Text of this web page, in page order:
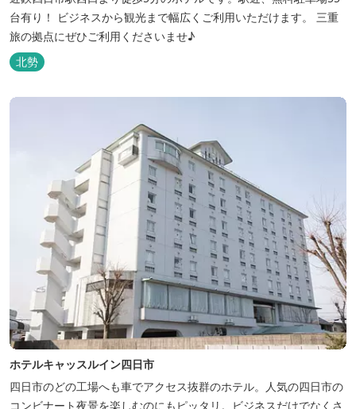
台有り！ ビジネスから観光まで幅広くご利用いただけます。 三重
旅の拠点にぜひご利用くださいませ♪
北勢
ホテルキャッスルイン四日市
四日市のどの工場へも車でアクセス抜群のホテル。人気の四日市の
コンビナート夜景を楽しむのにもピッタリ。ビジネスだけでなくさ